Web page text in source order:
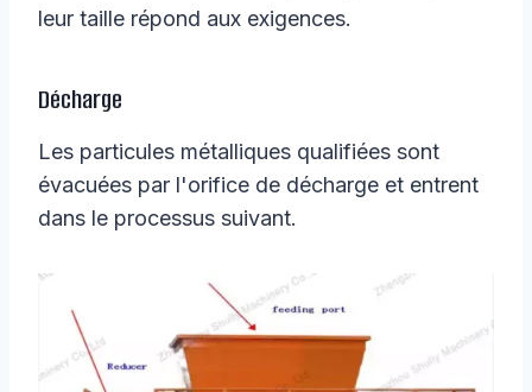
leur taille répond aux exigences.
Décharge
Les particules métalliques qualifiées sont
évacuées par l'orifice de décharge et entrent
dans le processus suivant.